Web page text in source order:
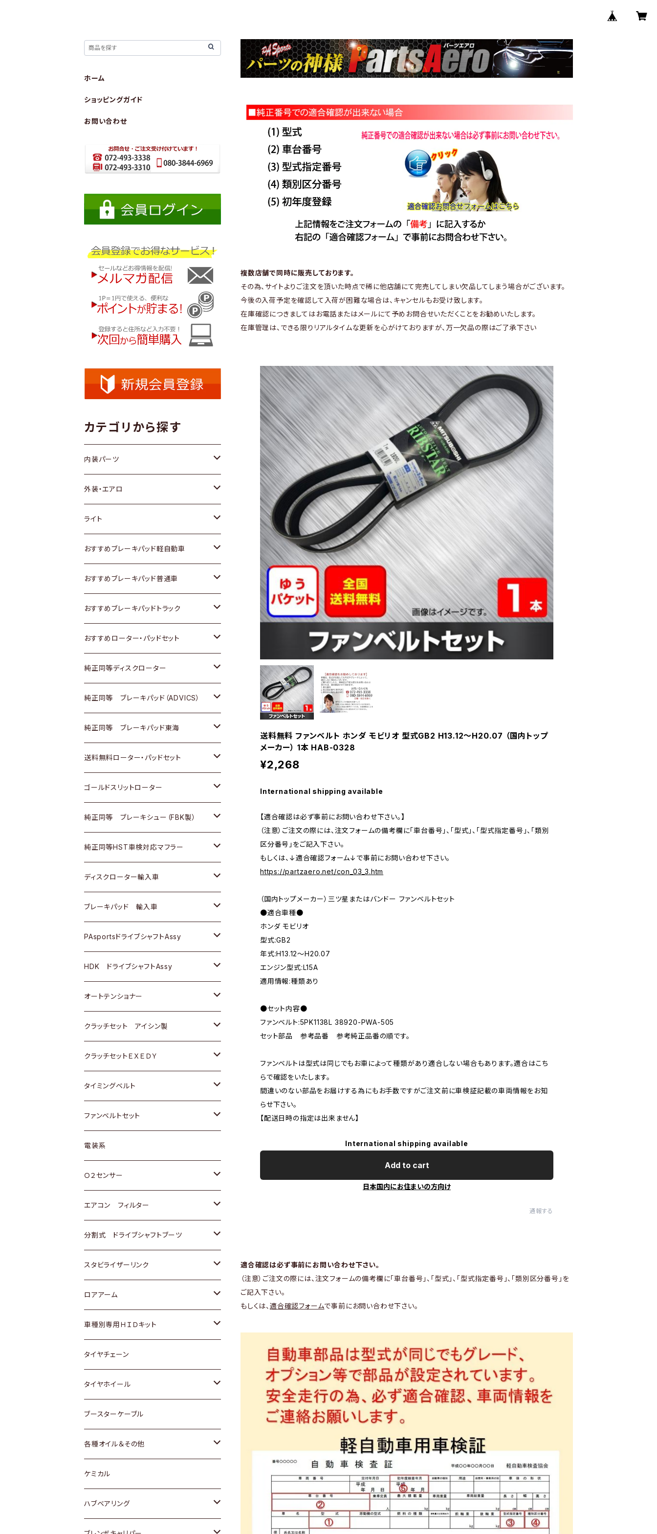
複数店舗で同時に販売しております。
その為、サイトよりご注文を頂いた時点で稀に他店舗にて完売してしまい欠品してしまう場合がございます。
今後の入荷予定を確認して入荷が困難な場合は、キャンセルもお受け致します。
在庫確認につきましてはお電話またはメールにて予めお問合せいただくことをお勧めいたします。
在庫管理は、できる限りリアルタイムな更新を心がけておりますが、万一欠品の際はご了承下さい
送料無料 ファンベルト ホンダ モビリオ 型式GB2 H13.12～H20.07 （国内トップ
メーカー） 1本 HAB-0328
¥2,268
International shipping available
【適合確認は必ず事前にお問い合わせ下さい。】
（注意）ご注文の際には、注文フォームの備考欄に「車台番号」、「型式」、「型式指定番号」、「類別
区分番号」をご記入下さい。
もしくは、↓適合確認フォーム↓で事前にお問い合わせ下さい。
https://partzaero.net/con_03_3.htm
（国内トップメーカー）三ツ星またはバンドー ファンベルトセット
●適合車種●
ホンダ モビリオ
型式:GB2
年式:H13.12～H20.07
エンジン型式:L15A
適用情報:種類あり
●セット内容●
ファンベルト:5PK1138L 38920-PWA-505
セット部品 参考品番 参考純正品番の順です。
ファンベルトは型式は同じでもお車によって種類があり適合しない場合もあります。適合はこち
らで確認をいたします。
間違いのない部品をお届けする為にもお手数ですがご注文前に車検証記載の車両情報をお知
らせ下さい。
【配送日時の指定は出来ません】
International shipping available
Add to cart
日本国内にお住まいの方向け
通報する
適合確認は必ず事前にお問い合わせ下さい。
（注意）ご注文の際には、注文フォームの備考欄に「車台番号」、「型式」、「型式指定番号」、「類別区分番号」を
ご記入下さい。
もしくは、 適合確認フォームで事前にお問い合わせ下さい。
ホーム
ショッピングガイド
お問い合わせ
カテゴリから探す
内装パーツ
トヨタ
ホンダ
スズキ
日産
いすゞ
ダイハツ
マツダ
三菱
スバル
日野
三菱ふそう
ＢＭＷ
外装・エアロ
トヨタ
ホンダ
スズキ
日産
いすゞ
ダイハツ
マツダ
三菱
日野
三菱ふそう
ライト
トヨタ
スズキ
日産
いすゞ
ダイハツ
三菱
日野
三菱ふそう
その他
おすすめブレーキパッド軽自動車
トヨタ
ホンダ
スズキ
日産
ダイハツ
マツダ
三菱
スバル
おすすめブレーキパッド普通車
トヨタ
ホンダ
スズキ
日産
いすゞ
ダイハツ
マツダ
三菱
スバル
おすすめブレーキパッドトラック
トヨタ
日産
いすゞ
ダイハツ
マツダ
三菱
おすすめローター・パッドセット
トヨタ
ホンダ
スズキ
日産
ダイハツ
マツダ
三菱
スバル
純正同等ディスクローター
トヨタ
ホンダ
スズキ
日産
いすゞ
ダイハツ
マツダ
三菱
スバル
ＢＥＮＺ
純正同等 ブレーキパッド（ADVICS）
トヨタ
ホンダ
スズキ
日産
ダイハツ
マツダ
三菱
スバル
純正同等 ブレーキパッド東海
トヨタ
ホンダ
日産
いすゞ
ダイハツ
マツダ
三菱
スバル
送料無料ローター・パッドセット
トヨタ
ホンダ
スズキ
日産
ダイハツ
マツダ
三菱
スバル
ゴールドスリットローター
トヨタ
ホンダ
スズキ
日産
ダイハツ
マツダ
三菱
スバル
純正同等 ブレーキシュー（FBK製）
ホンダ
スズキ
日産
ダイハツ
マツダ
三菱
スバル
純正同等HST車検対応マフラー
トヨタ
ホンダ
スズキ
日産
いすゞ
ダイハツ
マツダ
三菱
スバル
日野
ディスクローター輸入車
ＡＵＤＩ
ＢＥＮＺ
ＢＭＷ
GOLF
ＷＡＧＥＮ
アストロ（シボレー）
クライスラー
ブレーキパッド 輸入車
ＢＥＮＺ
ＢＭＷ
ＷＡＧＥＮ
ＶＯＬＶＯ
PAsportsドライブシャフトAssy
トヨタ
ホンダ
スズキ
日産
ダイハツ
マツダ
三菱
スバル
HDK ドライブシャフトAssy
スズキ
ダイハツ
日産
ホンダ
マツダ
オートテンショナー
トヨタ
クラッチセット アイシン製
ホンダ
スズキ
ダイハツ
マツダ
三菱
スバル
クラッチセットＥＸＥＤＹ
ホンダ
スズキ
日産
ダイハツ
マツダ
三菱
スバル
タイミングベルト
トヨタ
スズキ
ダイハツ
三菱
スバル
ファンベルトセット
トヨタ
ホンダ
スズキ
日産
いすゞ
ダイハツ
マツダ
三菱
スバル
レクサス
電装系
Ｏ２センサー
トヨタ
ホンダ
スズキ
日産
ダイハツ
マツダ
三菱
スバル
エアコン フィルター
トヨタ
ホンダ
スズキ
日産
いすゞ
ダイハツ
マツダ
三菱
スバル
分割式 ドライブシャフトブーツ
トヨタ
ホンダ
スズキ
日産
ダイハツ
スバル
スタビライザーリンク
トヨタ
ホンダ
スズキ
日産
ダイハツ
マツダ
ロアアーム
ホンダ
スズキ
日産
ダイハツ
マツダ
スバル
車種別専用ＨＩＤキット
トヨタ
マツダ
タイヤチェーン
タイヤホイール
トヨタ
ホンダ
スズキ
日産
ブースターケーブル
各種オイル＆その他
ディーデル洗浄添加剤
ケミカル
ハブベアリング